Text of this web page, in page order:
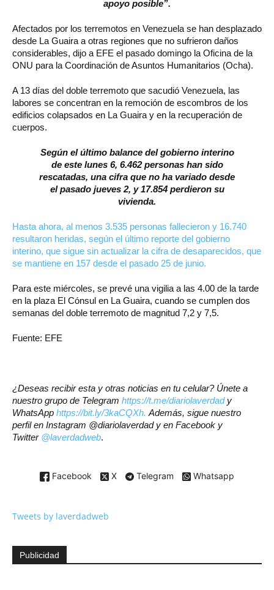
apoyo posible”.
Afectados por los terremotos en Venezuela se han desplazado
desde La Guaira a otras regiones que no sufrieron daños
considerables, dijo a EFE el pasado domingo la Oficina de la
ONU para la Coordinación de Asuntos Humanitarios (Ocha).
A 13 días del doble terremoto que sacudió Venezuela, las
labores se concentran en la remoción de escombros de los
edificios colapsados en La Guaira y en la recuperación de
cuerpos.
Según el último balance del gobierno interino
de este lunes 6, 6.462 personas han sido
rescatadas, una cifra que no ha variado desde
el pasado jueves 2, y 17.854 perdieron su
vivienda.
Hasta ahora, al menos 3.535 personas fallecieron y 16.740
resultaron heridas, según el último reporte del gobierno
interino, que sigue sin actualizar la cifra de desaparecidos, que
se mantiene en 157 desde el pasado 25 de junio.
Para este miércoles, se prevé una vigilia a las 4.00 de la tarde
en la plaza El Cónsul en La Guaira, cuando se cumplen dos
semanas del doble terremoto de magnitud 7,2 y 7,5.
Fuente: EFE
¿Deseas recibir esta y otras noticias en tu celular? Únete a
nuestro grupo de Telegram https://t.me/diariolaverdady
WhatsApp https://bit.ly/3kaCQXh. Además, sigue nuestro
perfil en Instagram @diariolaverdad y en Facebook y
Twitter @laverdadweb.
Facebook X Telegram Whatsapp
Tweets by laverdadweb
Publicidad